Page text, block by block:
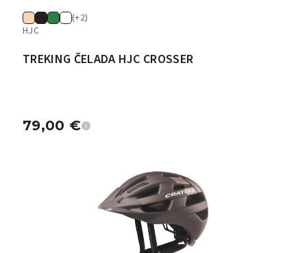
(+2)
HJC
TREKING ČELADA HJC CROSSER
79,00 €